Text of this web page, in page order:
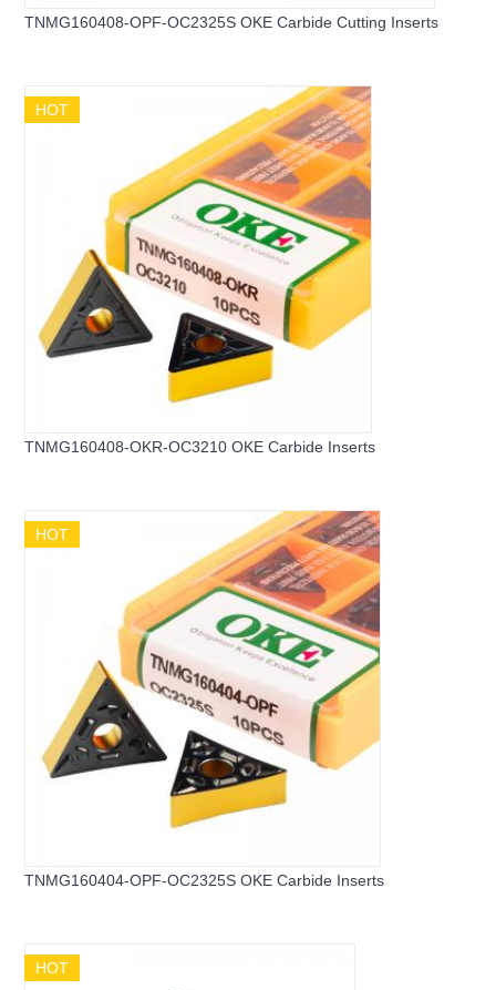
TNMG160408-OPF-OC2325S OKE Carbide Cutting Inserts
HOT
TNMG160408-OKR-OC3210 OKE Carbide Inserts
HOT
TNMG160404-OPF-OC2325S OKE Carbide Inserts
HOT